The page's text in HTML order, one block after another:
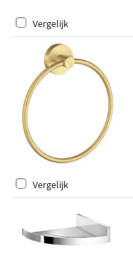
Vergelijk
Vergelijk